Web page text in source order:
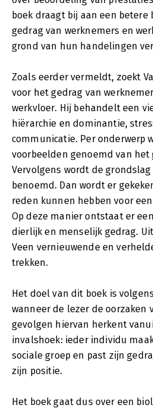
boek draagt bij aan een
gedrag van werknemers en
grond van hun handelingen
Zoals eerder vermeldt, zoekt
voor het gedrag van
werkvloer. Hij behandelt een
hiërarchie en dominantie,
communicatie. Per onderwerp
voorbeelden genoemd van het
Vervolgens wordt de
benoemd. Dan wordt er
reden kunnen hebben voor
Op deze manier ontstaat er
dierlijk en menselijk gedrag.
Veen vernieuwende en
trekken.
Het doel van dit boek is
wanneer de lezer de oorzaken
gevolgen hiervan herkent
invalshoek: ieder individu
sociale groep en past zijn
zijn positie.
Het boek gaat dus over een